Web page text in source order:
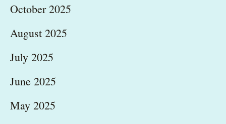
October 2025
August 2025
July 2025
June 2025
May 2025